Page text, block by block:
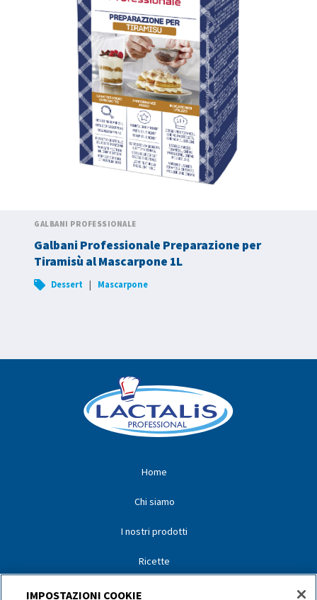
GALBANI PROFESSIONALE
Galbani Professionale Preparazione per
Tiramisù al Mascarpone 1L
Dessert | Mascarpone
Home
Chi siamo
I nostri prodotti
Ricette
I nostri partner
IMPOSTAZIONI COOKIE